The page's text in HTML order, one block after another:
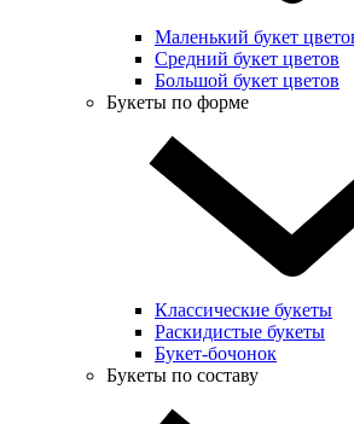
Маленький букет
Средний букет цветов
Большой букет цветов
Букеты по форме
Классические букеты
Раскидистые букеты
Букет-бочонок
Букеты по составу